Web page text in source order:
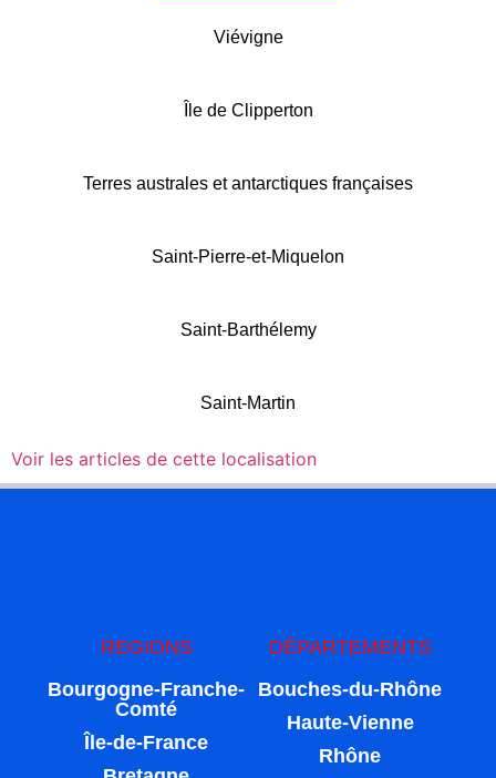
Viévigne
Île de Clipperton
Terres australes et antarctiques françaises
Saint-Pierre-et-Miquelon
Saint-Barthélemy
Saint-Martin
Voir les articles de cette localisation
REGIONS
Bourgogne-Franche-
Comté
Île-de-France
DÉPARTEMENTS
Bouches-du-Rhône
Haute-Vienne
Rhône